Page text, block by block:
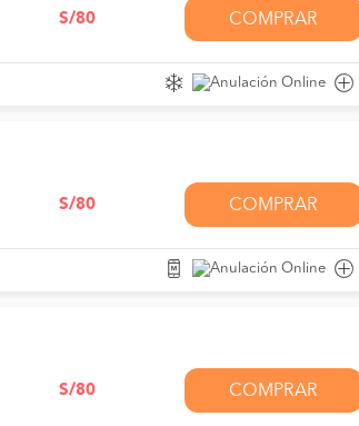
S/80 COMPRAR
S/80 COMPRAR
S/80 COMPRAR